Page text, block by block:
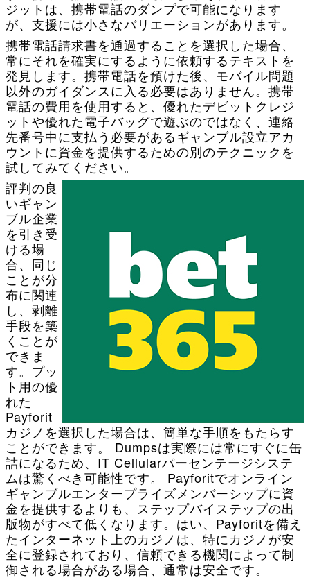
ジットは、携帯電話のダンプで可能になります
が、支援には小さなバリエーションがあります。
携帯電話請求書を通過することを選択した場合、
常にそれを確実にするように依頼するテキストを
発見します。携帯電話を預けた後、モバイル問題
以外のガイダンスに入る必要はありません。携帯
電話の費用を使用すると、優れたデビットクレジ
ットや優れた電子バッグで遊ぶのではなく、連絡
先番号中に支払う必要があるギャンブル設立アカ
ウントに資金を提供するための別のテクニックを
試してみてください。
評判の良
いギャン
ブル企業
を引き受
ける場
合、同じ
ことが分
布に関連
し、剥離
手段を築
くことが
できま
す。プッ
ト用の優
れた
Payforit
カジノを選択した場合は、簡単な手順をもたらす
ことができます。 Dumpsは実際には常にすぐに缶
詰になるため、IT Cellularパーセンテージシステ
ムは驚くべき可能性です。 Payforitでオンライン
ギャンブルエンタープライズメンバーシップに資
金を提供するよりも、ステップバイステップの出
版物がすべて低くなります。はい、Payforitを備え
たインターネット上のカジノは、特にカジノが安
全に登録されており、信頼できる機関によって制
御される場合がある場合、通常は安全です。